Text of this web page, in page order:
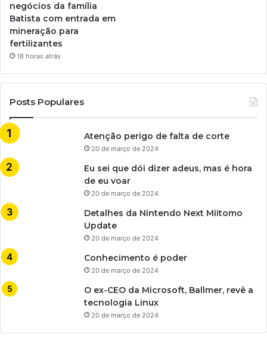
negócios da família
Batista com entrada em
mineração para
fertilizantes
18 horas atrás
Posts Populares
Atenção perigo de falta de corte
20 de março de 2024
Eu sei que dói dizer adeus, mas é hora
de eu voar
20 de março de 2024
Detalhes da Nintendo Next Miitomo
Update
20 de março de 2024
Conhecimento é poder
20 de março de 2024
O ex-CEO da Microsoft, Ballmer, revê a
tecnologia Linux
20 de março de 2024